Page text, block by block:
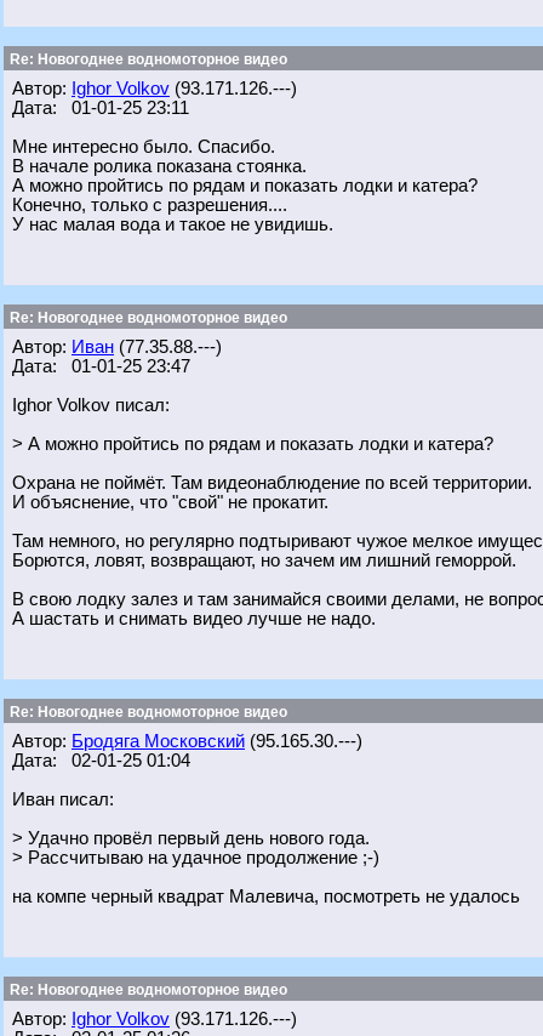
Re: Новогоднее водномоторное видео
Автор: Ighor Volkov (93.171.126.---)
Дата: 01-01-25 23:11
Мне интересно было. Спасибо.
В начале ролика показана стоянка.
А можно пройтись по рядам и показать лодки и катера?
Конечно, только с разрешения....
У нас малая вода и такое не увидишь.
Re: Новогоднее водномоторное видео
Автор: Иван (77.35.88.---)
Дата: 01-01-25 23:47
Ighor Volkov писал:
> А можно пройтись по рядам и показать лодки и катера?
Охрана не поймёт. Там видеонаблюдение по всей территории.
И объяснение, что "свой" не прокатит.
Там немного, но регулярно подтыривают чужое мелкое
Борются, ловят, возвращают, но зачем им лишний геморрой.
В свою лодку залез и там занимайся своими делами, не
А шастать и снимать видео лучше не надо.
Re: Новогоднее водномоторное видео
Автор: Бродяга Московский (95.165.30.---)
Дата: 02-01-25 01:04
Иван писал:
> Удачно провёл первый день нового года.
> Рассчитываю на удачное продолжение ;-)
на компе черный квадрат Малевича, посмотреть не удалось
Re: Новогоднее водномоторное видео
Автор: Ighor Volkov (93.171.126.---)